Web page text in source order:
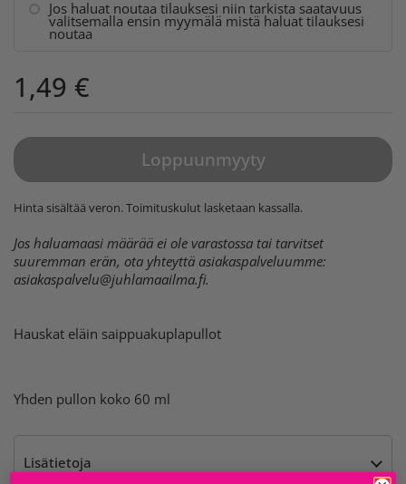
Jos haluat noutaa tilauksesi niin tarkista saatavuus
valitsemalla ensin myymälä mistä haluat tilauksesi
noutaa
1,49 €
Loppuunmyyty
Hinta sisältää veron.Toimituskulut lasketaan kassalla.
Jos haluamaasi määrää ei ole varastossa tai tarvitset
suuremman erän, ota yhteyttä asiakaspalveluumme:
asiakaspalvelu@juhlamaailma.fi.
Hauskat eläin saippuakuplapullot
Yhden pullon koko 60 ml
Lisätietoja